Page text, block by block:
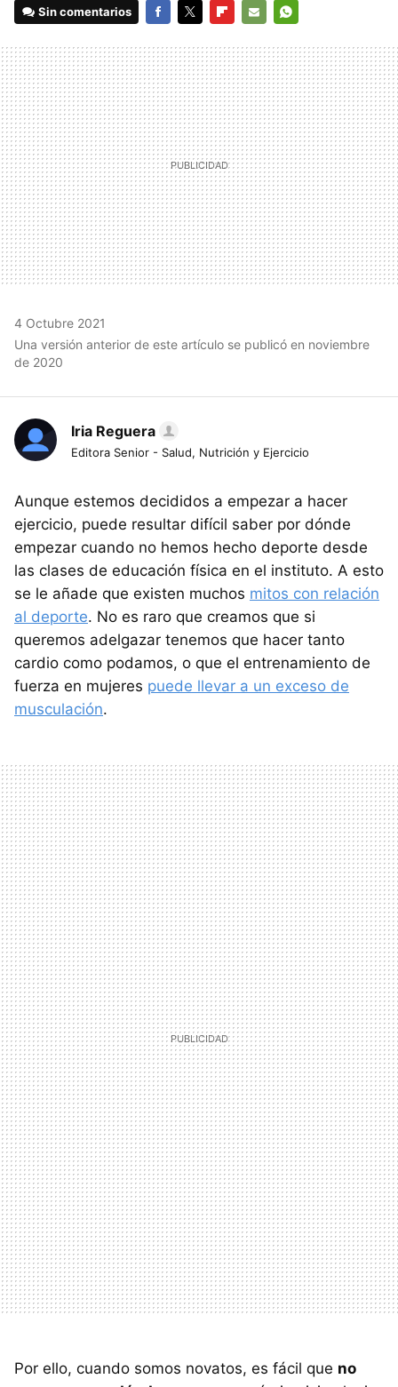
Sin comentarios
MAIL
4 Octubre 2021
Una versión anterior de este artículo se publicó en noviembre
de 2020
Iria Reguera
Editora Senior - Salud, Nutrición y Ejercicio
Aunque estemos decididos a empezar a hacer
ejercicio, puede resultar difícil saber por dónde
empezar cuando no hemos hecho deporte desde
las clases de educación física en el instituto. A esto
se le añade que existen muchos mitos con relación
al deporte. No es raro que creamos que si
queremos adelgazar tenemos que hacer tanto
cardio como podamos, o que el entrenamiento de
fuerza en mujeres puede llevar a un exceso de
musculación.
Por ello, cuando somos novatos, es fácil que no